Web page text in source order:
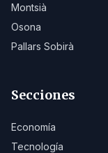
Montsià
Osona
Pallars Sobirà
Secciones
Economía
Tecnología